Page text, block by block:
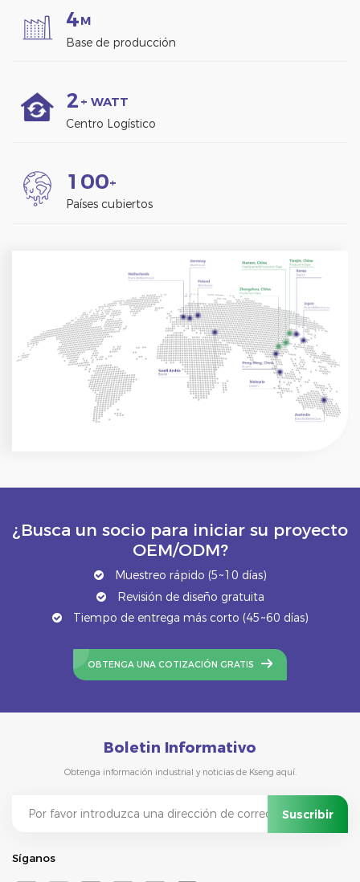
4M
Base de producción
2 + WATT
Centro Logístico
1 00+
Países cubiertos
¿Busca un socio para iniciar su proyecto
OEM/ODM?
Muestreo rápido (5~10 días)
Revisión de diseño gratuita
Tiempo de entrega más corto (45~60 días)
OBTENGA UNA COTIZACIÓN GRATIS
Boletin Informativo
Obtenga información industrial y noticias de Kseng aquí.
Síganos